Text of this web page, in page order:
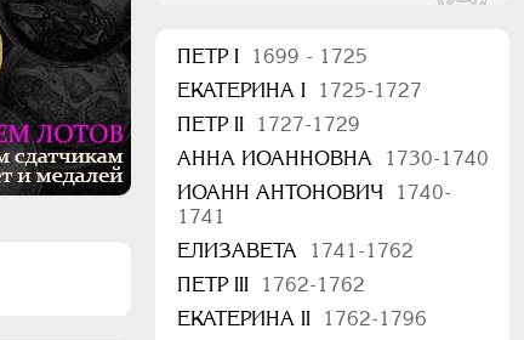
ПEТР I
1699 - 1725
ЕКАТЕРИНА I
1725-1727
ПЕТР II
1727-1729
АННА ИОАННОВНА
1730-1740
ИОАНН АНТОНОВИЧ
1740-
1741
ЕЛИЗАВЕТА
1741-1762
ПЕТР III
1762-1762
ЕКАТЕРИНА II
1762-1796